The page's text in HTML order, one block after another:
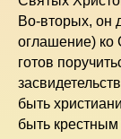
Во-вторых, он
оглашение) ко
готов
быть
быть